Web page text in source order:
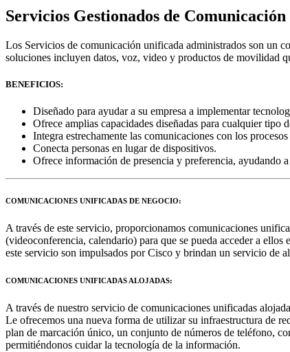
Servicios Gestionados de
Los Servicios de comunicación unificada administrados son un
soluciones incluyen datos, voz, video y productos de movilidad
BENEFICIOS:
Diseñado para ayudar a su empresa a implementar
Ofrece amplias capacidades diseñadas para cualquier tipo
Integra estrechamente las comunicaciones con los
Conecta personas en lugar de dispositivos.
Ofrece información de presencia y preferencia, ayudando
COMUNICACIONES UNIFICADAS DE NEGOCIO:
A través de este servicio, proporcionamos comunicaciones
(videoconferencia, calendario) para que se pueda acceder a
este servicio son impulsados ​​por Cisco y brindan un servicio de
COMUNICACIONES UNIFICADAS ALOJADAS:
A través de nuestro servicio de comunicaciones unificadas
Le ofrecemos una nueva forma de utilizar su infraestructura de
plan de marcación único, un conjunto de números de teléfono,
permitiéndonos cuidar la tecnología de la información.